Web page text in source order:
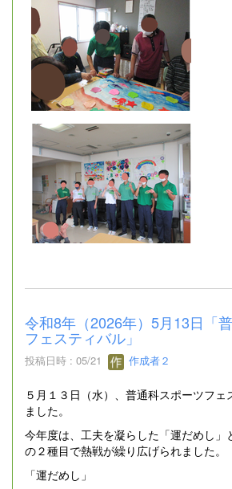
令和8年（2026年）5月13日「
フェスティバル」
投稿日時 : 05/21 作成者２
５月１３日（水）、普通科スポーツフェ
ました。
今年度は、工夫を凝らした「運だめし」
の２種目で熱戦が繰り広げられました。
「運だめし」